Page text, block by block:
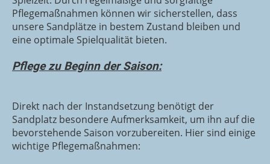
Pflegemaßnahmen können wir sicherstellen, dass
unsere Sandplätze in bestem Zustand bleiben und
eine optimale Spielqualität bieten.
Pflege zu Beginn der Saison:
Direkt nach der Instandsetzung benötigt der
Sandplatz besondere Aufmerksamkeit, um ihn auf die
bevorstehende Saison vorzubereiten. Hier sind einige
wichtige Pflegemaßnahmen: